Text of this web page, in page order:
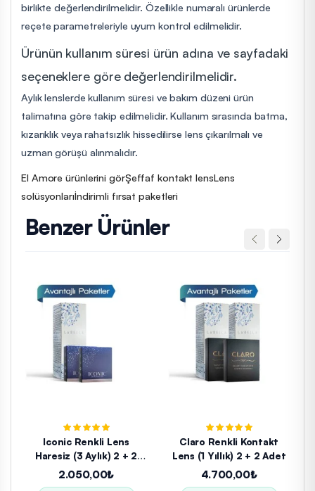
birlikte değerlendirilmelidir. Özellikle numaralı ürünlerde
reçete parametreleriyle uyum kontrol edilmelidir.
Ürünün kullanım süresi ürün adına ve sayfadaki
seçeneklere göre değerlendirilmelidir.
Aylık lenslerde kullanım süresi ve bakım düzeni ürün
talimatına göre takip edilmelidir. Kullanım sırasında batma,
kızarıklık veya rahatsızlık hissedilirse lens çıkarılmalı ve
uzman görüşü alınmalıdır.
El Amore ürünlerini görŞeffaf kontakt lensLens
solüsyonlarıİndirimli fırsat paketleri
Benzer Ürünler
Iconic Renkli Lens
Haresiz (3 Aylık) 2 + 2
Adet
2.050,00₺
Claro Renkli Kontakt
Lens (1 Yıllık) 2 + 2 Adet
4.700,00₺